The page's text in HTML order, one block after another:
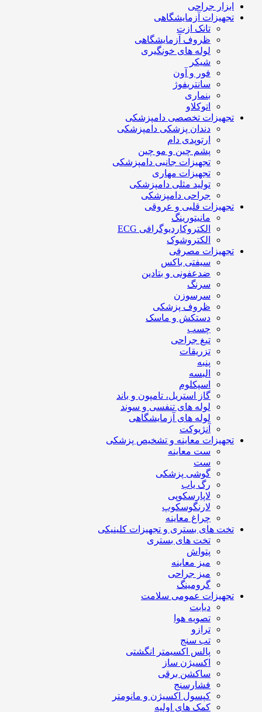
ابزار جراحی
تجهیزات آزمایشگاهی
تانک ازت
ظروف آزمایشگاهی
لوله های خونگیری
شیکر
فور و آون
سانتریفوژ
بنماری
اتوکلاو
تجهیزات تخصصی دامپزشکی
دندان پزشکی دامپزشکی
ارتوپدی دام
پشم چین و مو چین
تجهیزات جانبی دامپزشکی
تجهیزات مهاری
تولید مثلی دامپزشکی
جراحی دامپزشکی
تجهیزات قلبی و عروقی
مانیتورینگ
الکتروکاردیوگرافی ECG
الکتروشوک
تجهیزات مصرفی
سیفتی باکس
ضدعفونی و بتادین
سرنگ
سرسوزن
ظروف پزشکی
دستکش و ماسک
چسب
تیغ جراحی
تزریقات
پنبه
البسه
اسپکلوم
گاز استریل، تامپون و باند
لوله های تنفسی و سوند
لوله های آزمایشگاهی
آنژیوکت
تجهیزات معاینه و تشخیص پزشکی
ست معاینه
ست
گوشی پزشکی
رگ یاب
لاپارسکوپی
لارنگوسکوپ
چراغ معاینه
تخت های بستری و تجهیزات کلینیکی
تخت های بستری
پتواش
میز معاینه
میز جراحی
گرومینگ
تجهیزات عمومی سلامت
دیابت
تصویه هوا
ترازو
تب سنج
پالس اکسیمتر انگشتی
اکسیژن ساز
ساکشن برقی
فشارسنج
کپسول اکسیژن و مانومتر
کمک های اولیه